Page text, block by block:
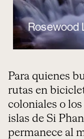
Rosewood
Para quienes
rutas en
coloniales o
islas de Si
permanece al